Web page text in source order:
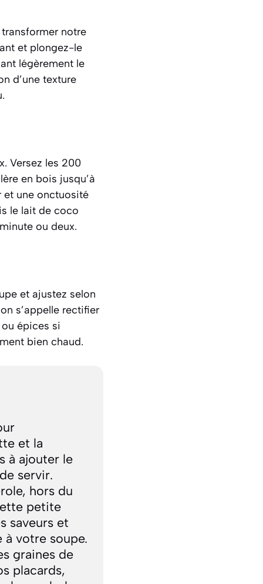
notre
et plongez-le
légèrement le
d’une texture
Versez les 200
en bois jusqu’à
et une onctuosité
le lait de coco
ou deux.
et ajustez selon
s’appelle rectifier
épices si
bien chaud.
et la
à ajouter le
servir.
hors du
petite
saveurs et
votre soupe.
graines de
placards,